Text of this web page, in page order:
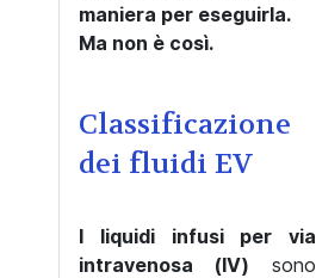
maniera per eseguirla.
Ma non è così.
Classificazione
dei fluidi EV
I liquidi infusi per via
intravenosa (IV) sono